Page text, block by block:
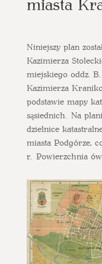
Niniejszy plan
Kazimierza
miejskiego oddz.
Kazimierza
podstawie mapy
sąsiednich. Na
dzielnice
miasta Podgórze,
r. Powierzchnia